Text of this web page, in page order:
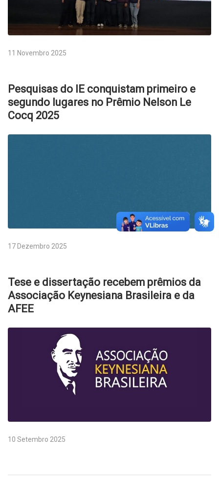
11 Novembro 2025
Pesquisas do IE conquistam primeiro e
segundo lugares no Prêmio Nelson Le
Cocq 2025
17 Dezembro 2025
Tese e dissertação recebem prêmios da
Associação Keynesiana Brasileira e da
AFEE
10 Setembro 2025